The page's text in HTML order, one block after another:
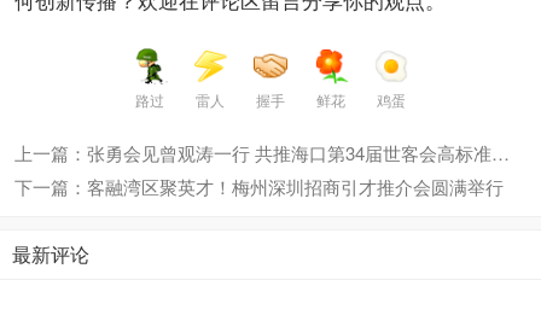
路过 雷人 握手 鲜花 鸡蛋
上一篇：张勇会见曾观涛一行 共推海口第34届世客会高标准筹办
下一篇：客融湾区聚英才！梅州深圳招商引才推介会圆满举行
最新评论